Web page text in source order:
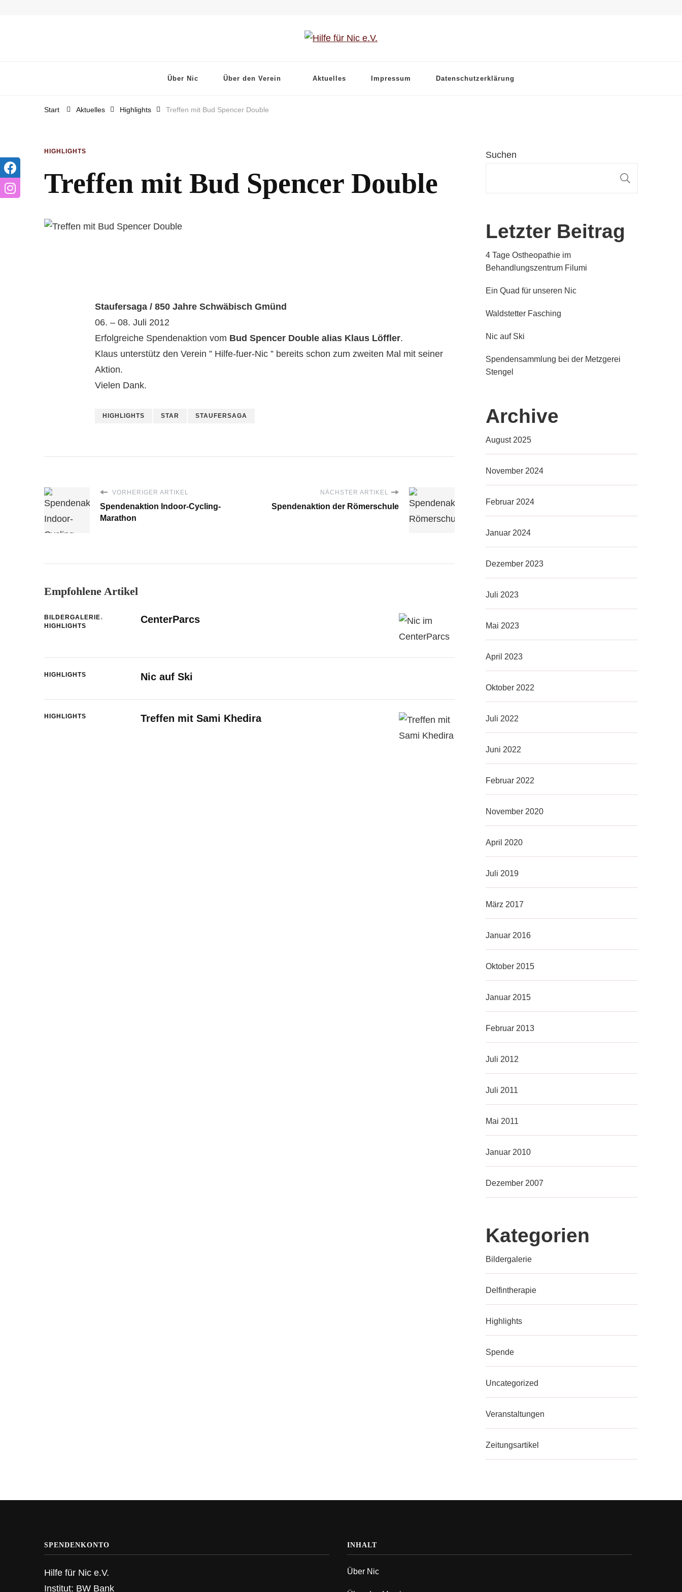
Über Nic Über den Verein Aktuelles Impressum Datenschutzerklärung
Start Aktuelles Highlights Treffen mit Bud Spencer Double
HIGHLIGHTS
Treffen mit Bud Spencer Double
Staufersaga / 850 Jahre Schwäbisch Gmünd
06. – 08. Juli 2012
Erfolgreiche Spendenaktion vom Bud Spencer Double alias Klaus Löffler.
Klaus unterstütz den Verein ” Hilfe-fuer-Nic ” bereits schon zum zweiten Mal mit seiner
Aktion.
Vielen Dank.
HIGHLIGHTS STAR STAUFERSAGA
VORHERIGER ARTIKEL
Spendenaktion Indoor-Cycling-
Marathon
NÄCHSTER ARTIKEL
Spendenaktion der Römerschule
Empfohlene Artikel
BILDERGALERIE
HIGHLIGHTS
CenterParcs
HIGHLIGHTS Nic auf Ski
HIGHLIGHTS Treffen mit Sami Khedira
Suchen
Letzter Beitrag
4 Tage Ostheopathie im
Behandlungszentrum Filumi
Ein Quad für unseren Nic
Waldstetter Fasching
Nic auf Ski
Spendensammlung bei der Metzgerei
Stengel
Archive
August 2025
November 2024
Februar 2024
Januar 2024
Dezember 2023
Juli 2023
Mai 2023
April 2023
Oktober 2022
Juli 2022
Juni 2022
Februar 2022
November 2020
April 2020
Juli 2019
März 2017
Januar 2016
Oktober 2015
Januar 2015
Februar 2013
Juli 2012
Juli 2011
Mai 2011
Januar 2010
Dezember 2007
Kategorien
Bildergalerie
Delfintherapie
Highlights
Spende
Uncategorized
Veranstaltungen
Zeitungsartikel
SPENDENKONTO
Hilfe für Nic e.V.
Institut: BW Bank
INHALT
Über Nic